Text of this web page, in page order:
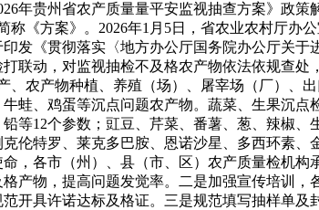
贵州省农产质量量平安监视抽查方案》政策
《方案》。2026年1月5日，省农业农村厅办
发《贯彻落实〈地方办公厅国务院办公厅关
联动，对监视抽检不及格农产物依法依规查
、农产物种植、养殖（场）、屠宰场（厂）
蛙、鸡蛋等沉点问题农产物。蔬菜、生果沉
等12个参数；豇豆、芹菜、番薯、葱、辣椒
伦特罗、莱克多巴胺、恩诺沙星、多西环素
，各市（州）、县（市、区）农产质量检机
产物，提高问题发觉率。二是加强宣传培训
开具许诺达标及格证。三是规范填写抽样单